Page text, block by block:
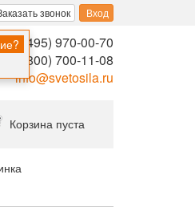
звонок Вход
8 (495) 970-00-70
8 (800) 700-11-08
info@svetosila.ru
Корзина пуста